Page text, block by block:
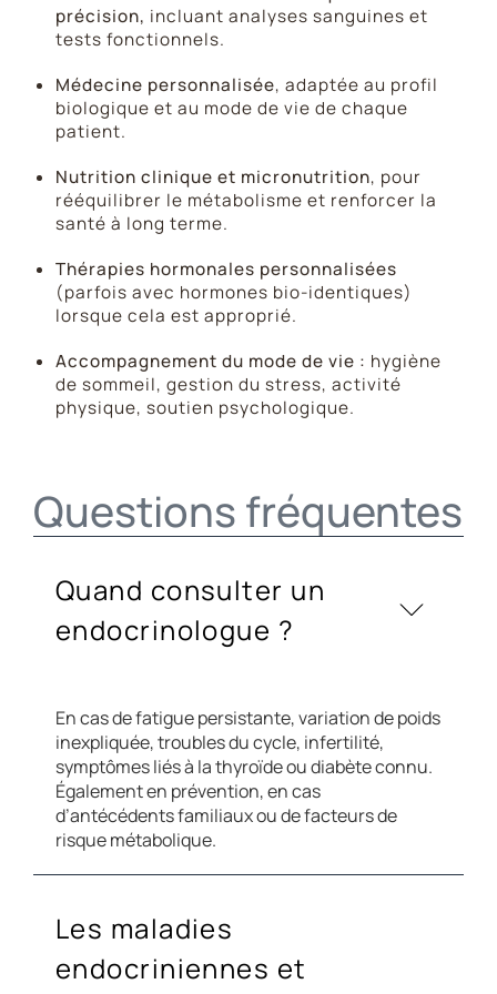
précision, incluant analyses sanguines et
tests fonctionnels.
Médecine personnalisée, adaptée au profil
biologique et au mode de vie de chaque
patient.
Nutrition clinique et micronutrition, pour
rééquilibrer le métabolisme et renforcer la
santé à long terme.
Thérapies hormonales personnalisées
(parfois avec hormones bio-identiques)
lorsque cela est approprié.
Accompagnement du mode de vie : hygiène
de sommeil, gestion du stress, activité
physique, soutien psychologique.
Questions fréquentes
Quand consulter un
endocrinologue ?
En cas de fatigue persistante, variation de poids
inexpliquée, troubles du cycle, infertilité,
symptômes liés à la thyroïde ou diabète connu.
Également en prévention, en cas
d’antécédents familiaux ou de facteurs de
risque métabolique.
Les maladies
endocriniennes et